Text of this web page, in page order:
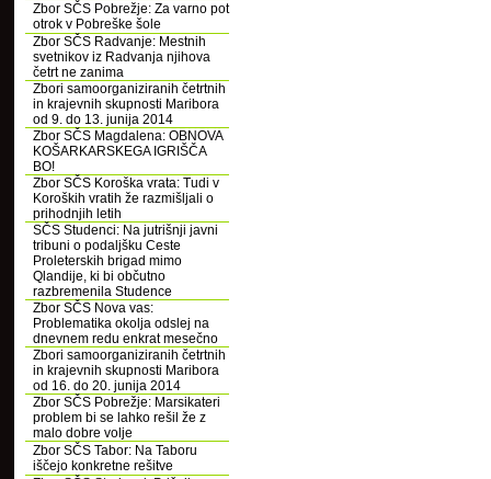
Zbor SČS Pobrežje: Za varno pot
otrok v Pobreške šole
Zbor SČS Radvanje: Mestnih
svetnikov iz Radvanja njihova
četrt ne zanima
Zbori samoorganiziranih četrtnih
in krajevnih skupnosti Maribora
od 9. do 13. junija 2014
Zbor SČS Magdalena: OBNOVA
KOŠARKARSKEGA IGRIŠČA
BO!
Zbor SČS Koroška vrata: Tudi v
Koroških vratih že razmišljali o
prihodnjih letih
SČS Studenci: Na jutrišnji javni
tribuni o podaljšku Ceste
Proleterskih brigad mimo
Qlandije, ki bi občutno
razbremenila Studence
Zbor SČS Nova vas:
Problematika okolja odslej na
dnevnem redu enkrat mesečno
Zbori samoorganiziranih četrtnih
in krajevnih skupnosti Maribora
od 16. do 20. junija 2014
Zbor SČS Pobrežje: Marsikateri
problem bi se lahko rešil že z
malo dobre volje
Zbor SČS Tabor: Na Taboru
iščejo konkretne rešitve